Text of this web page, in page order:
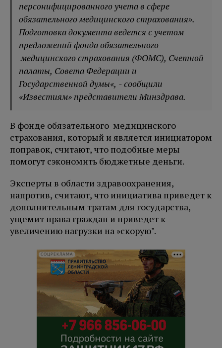
персонифицированного учета в сфере
обязательного медицинского страхования».
Подготовка документа ведется с учетом
предложений фонда обязательного
медицинского страхования (ФОМС), Счетной
палаты, Совета Федерации и
Государственной думы«, - сообщили
«Известиям» представители Минздрава.
В фонде обязательного медицинского
страхования, который и является инициатором
поправок, считают, что подобные меры
помогут сэкономить бюджетные деньги.
Эксперты в области здравоохранения,
напротив, считают, что инициатива приведет к
дополнительным тратам для государства,
ущемит права граждан и приведет к
увеличению нагрузки на »скорую".
СОЦРЕКЛАМА